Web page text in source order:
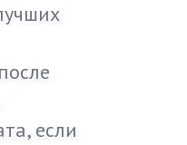
если